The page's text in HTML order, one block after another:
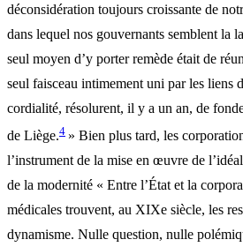
déconsidération toujours croissante de
dans lequel nos gouvernants semblent la
seul moyen d’y porter remède était de
seul faisceau intimement uni par les liens
cordialité, résolurent, il y a un an, de
de Liège.4 » Bien plus tard, les
l’instrument de la mise en œuvre de
de la modernité « Entre l’État et la
médicales trouvent, au XIXe siècle, les
dynamisme. Nulle question, nulle